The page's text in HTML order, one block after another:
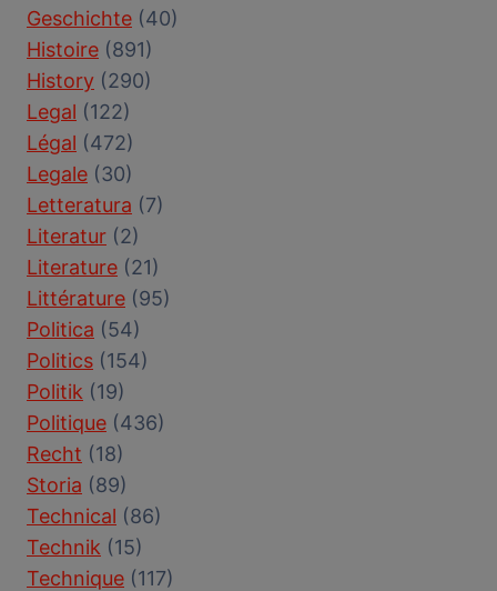
Geschichte (40)
Histoire (891)
History (290)
Legal (122)
Légal (472)
Legale (30)
Letteratura (7)
Literatur (2)
Literature (21)
Littérature (95)
Politica (54)
Politics (154)
Politik (19)
Politique (436)
Recht (18)
Storia (89)
Technical (86)
Technik (15)
Technique (117)